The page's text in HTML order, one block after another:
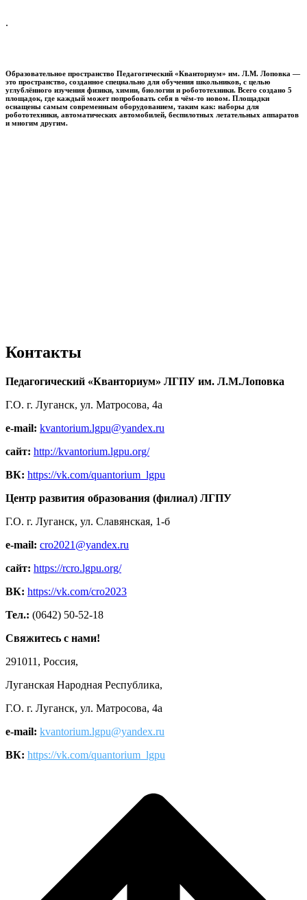
.
Образовательное пространство Педагогический «Кванториум» им. Л.М. Лоповка —
это пространство, созданное специально для обучения школьников, с целью
углублённого изучения физики, химии, биологии и робототехники. Всего создано 5
площадок, где каждый может попробовать себя в чём-то новом. Площадки
оснащены самым современным оборудованием, таким как: наборы для
робототехники, автоматических автомобилей, беспилотных летательных аппаратов
и многим другим.
Контакты
Педагогический «Кванториум» ЛГПУ им. Л.М.Лоповка
Г.О. г. Луганск, ул. Матросова, 4а
e-mail: kvantorium.lgpu@yandex.ru
сайт: http://kvantorium.lgpu.org/
ВК: https://vk.com/quantorium_lgpu
Центр развития образования (филиал) ЛГПУ
Г.О. г. Луганск, ул. Славянская, 1-б
e-mail: cro2021@yandex.ru
сайт: https://rcro.lgpu.org/
ВК: https://vk.com/cro2023
Тел.: (0642) 50-52-18
Свяжитесь с нами!
291011, Россия,
Луганская Народная Республика,
Г.О. г. Луганск, ул. Матросова, 4а
e-mail: kvantorium.lgpu@yandex.ru
ВК: https://vk.com/quantorium_lgpu